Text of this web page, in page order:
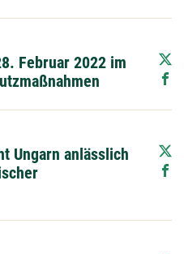
Februar 2022 im
Ungarn anlässlich